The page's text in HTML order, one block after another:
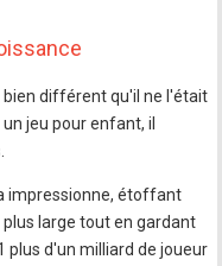
bien différent qu'il ne l'était
jeu pour enfant, il
impressionne, étoffant
large tout en gardant
plus d'un milliard de joueur